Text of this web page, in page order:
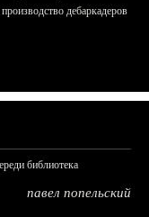
дебаркадеров
библиотека
павел попельский